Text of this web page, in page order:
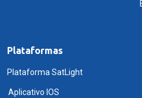
Plataformas
Plataforma SatLight
Aplicativo IOS